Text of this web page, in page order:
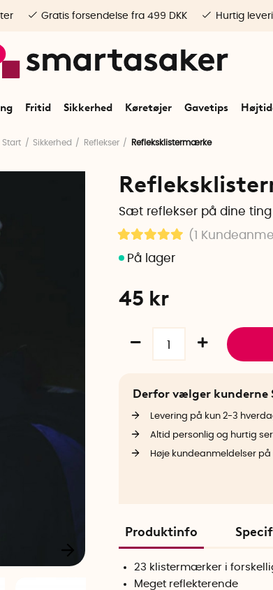
Fritid Sikkerhed Køretøjer Gavetips
Gratis forsendelse fra 499 DKK Hurtig
Start Sikkerhed Reflekser Refleksklistermærke
Sæt reflekser på dine ting
(1
45 kr
Derfor vælger kunderne
Levering på kun 2-3
Altid personlig og hurtig
Høje kundeanmeldelser på
Produktinfo
23 klistermærker i
Meget reflekterende